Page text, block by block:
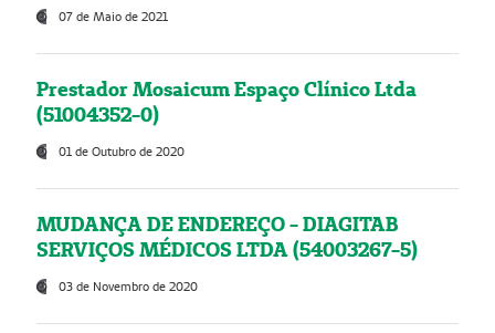
07 de Maio de 2021
Prestador Mosaicum Espaço Clínico Ltda
(51004352-0)
01 de Outubro de 2020
MUDANÇA DE ENDEREÇO - DIAGITAB
SERVIÇOS MÉDICOS LTDA (54003267-5)
03 de Novembro de 2020